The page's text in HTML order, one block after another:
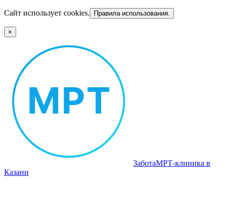
Сайт использует cookies. Правила использования.
×
ЗаботаМРТ‑клиника в
Казани